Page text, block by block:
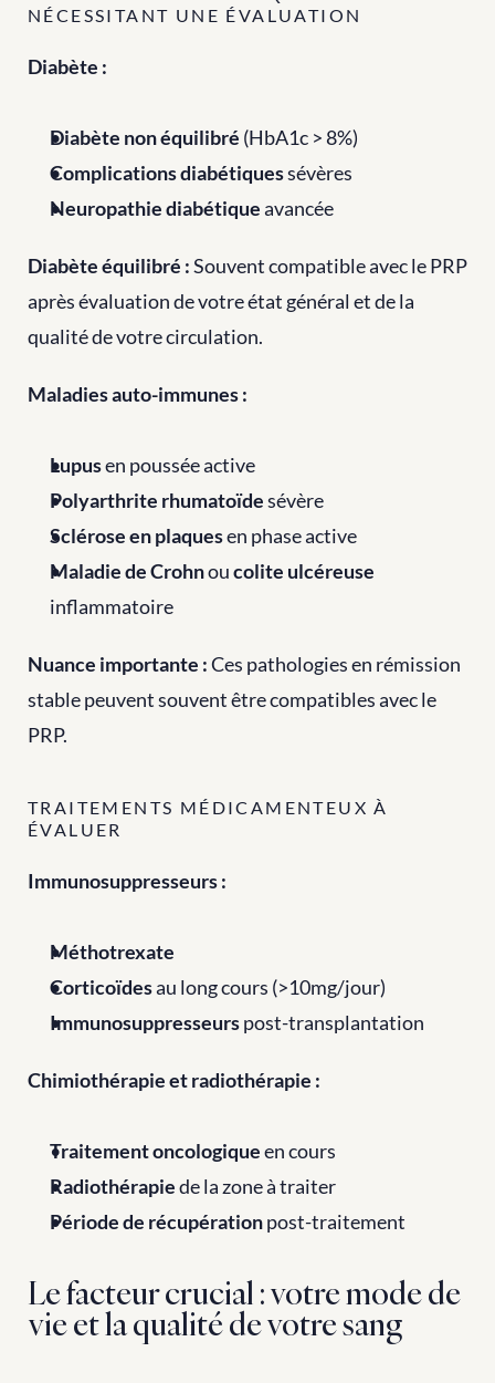
NÉCESSITANT UNE ÉVALUATION
Diabète :
Diabète non équilibré (HbA1c > 8%)
Complications diabétiques sévères
Neuropathie diabétique avancée
Diabète équilibré : Souvent compatible avec le PRP
après évaluation de votre état général et de la
qualité de votre circulation.
Maladies auto-immunes :
Lupus en poussée active
Polyarthrite rhumatoïde sévère
Sclérose en plaques en phase active
Maladie de Crohn ou colite ulcéreuse
inflammatoire
Nuance importante : Ces pathologies en rémission
stable peuvent souvent être compatibles avec le
PRP.
TRAITEMENTS MÉDICAMENTEUX À
ÉVALUER
Immunosuppresseurs :
Méthotrexate
Corticoïdes au long cours (>10mg/jour)
Immunosuppresseurs post-transplantation
Chimiothérapie et radiothérapie :
Traitement oncologique en cours
Radiothérapie de la zone à traiter
Période de récupération post-traitement
Le facteur crucial : votre mode de
vie et la qualité de votre sang